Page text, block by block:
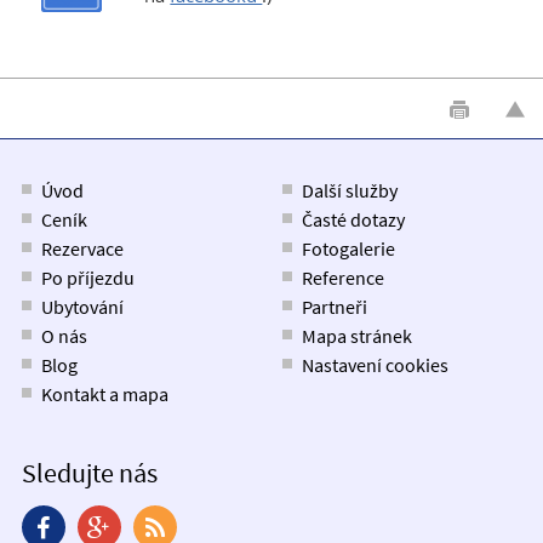
Úvod
Ceník
Rezervace
Po příjezdu
Ubytování
O nás
Blog
Kontakt a mapa
Další služby
Časté dotazy
Fotogalerie
Reference
Partneři
Mapa stránek
Nastavení cookies
Sledujte nás